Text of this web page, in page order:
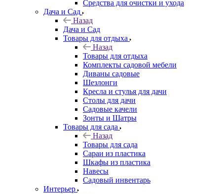
Средства для очистки и ухода
Дача и Сад
Назад
Дача и Сад
Товары для отдыха
Назад
Товары для отдыха
Комплекты садовой мебели
Диваны садовые
Шезлонги
Кресла и стулья для дачи
Столы для дачи
Садовые качели
Зонты и Шатры
Товары для сада
Назад
Товары для сада
Сараи из пластика
Шкафы из пластика
Навесы
Садовый инвентарь
Интерьер